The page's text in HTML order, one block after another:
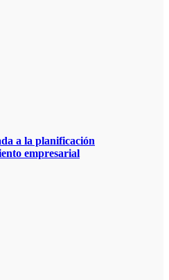
a la planificación
empresarial